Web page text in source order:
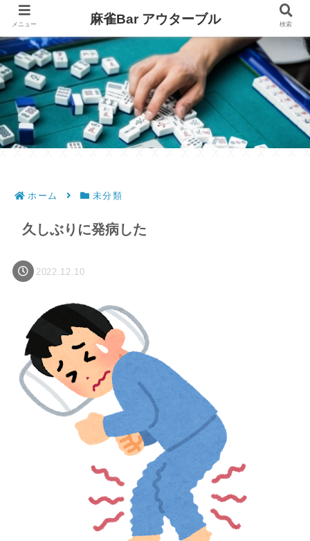
ホーム 未分類
久しぶりに発病した
2022.12.10
メニュー 麻雀Bar アウターブル 検索